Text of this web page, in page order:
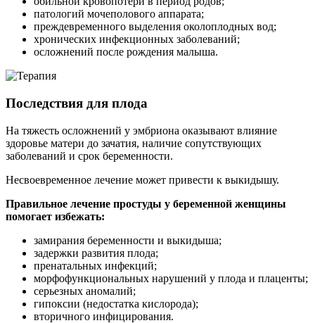
патологий мочеполового аппарата;
преждевременного выделения околоплодных вод;
хронических инфекционных заболеваний;
осложнений после рождения малыша.
Последствия для плода
На тяжесть осложнений у эмбриона оказывают влияние
здоровье матери до зачатия, наличие сопутствующих
заболеваний и срок беременности.
Несвоевременное лечение может привести к выкидышу.
Правильное лечение простуды у беременной женщины
помогает избежать:
замирания беременности и выкидыша;
задержки развития плода;
пренатальных инфекций;
морфофункциональных нарушений у плода и плаценты;
серьезных аномалий;
гипоксии (недостатка кислорода);
вторичного инфицирования.